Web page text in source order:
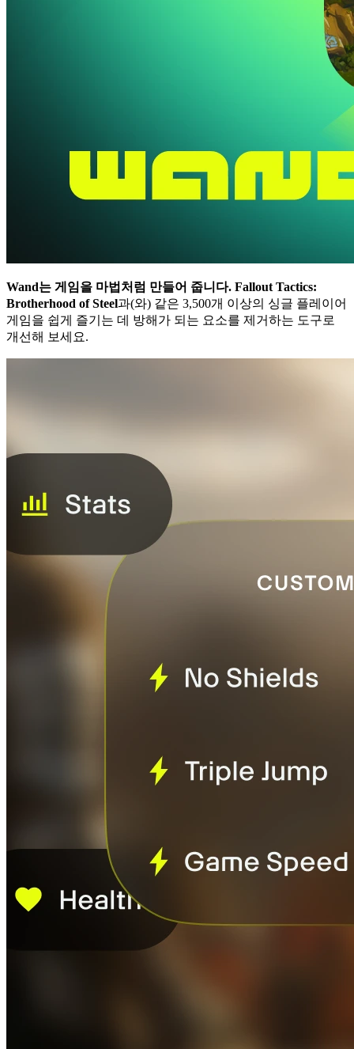
Wand는 게임을 마법처럼 만들어 줍니다. Fallout Tactics:
Brotherhood of Steel과(와) 같은 3,500개 이상의 싱글 플레이어
게임을 쉽게 즐기는 데 방해가 되는 요소를 제거하는 도구로
개선해 보세요.